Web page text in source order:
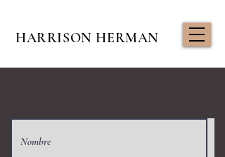
HARRISON HERMAN